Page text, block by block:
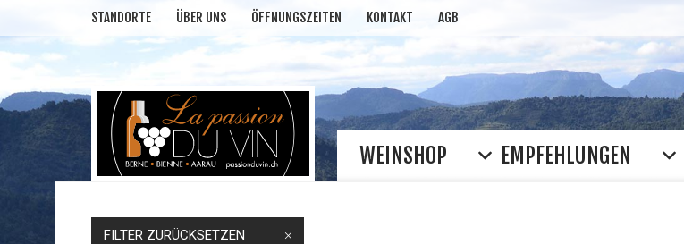
STANDORTE ÜBER UNS ÖFFNUNGSZEITEN KONTAKT AGB
WEINSHOP EMPFEHLUNGEN
FILTER ZURÜCKSETZEN